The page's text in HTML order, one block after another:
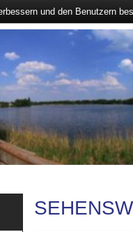
und den Benutzern